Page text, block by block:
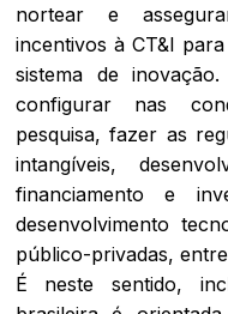
nortear e
incentivos à CT&I
sistema de
configurar nas
pesquisa, fazer as
intangíveis,
financiamento e
desenvolvimento
público-privadas,
É neste sentido,